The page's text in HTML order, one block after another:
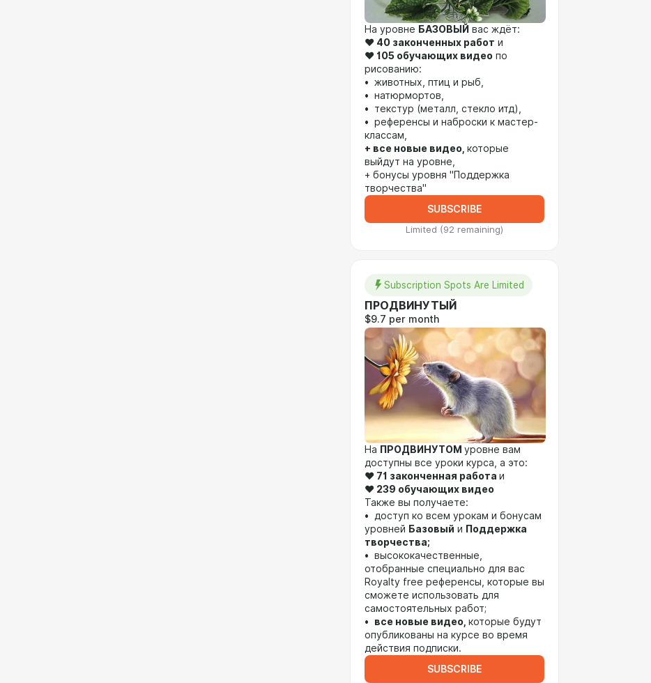
На уровне БАЗОВЫЙ вас ждёт:
❤️ 40 законченных работ и
❤️ 105 обучающих видео по
рисованию:
• животных, птиц и рыб,
• натюрмортов,
• текстур (металл, стекло итд),
• референсы и наброски к мастер-
классам,
+ все новые видео, которые
выйдут на уровне,
+ бонусы уровня "Поддержка
творчества"
SUBSCRIBE
Limited (92 remaining)
Subscription Spots Are Limited
ПРОДВИНУТЫЙ
$9.7 per month
На ПРОДВИНУТОМ уровне вам
доступны все уроки курса, а это:
❤️ 71 законченная работа и
❤️ 239 обучающих видео
Также вы получаете:
• доступ ко всем урокам и бонусам
уровней Базовый и Поддержка
творчества;
• высококачественные,
отобранные специально для вас
Royalty free референсы, которые вы
сможете использовать для
самостоятельных работ;
• все новые видео, которые будут
опубликованы на курсе во время
действия подписки.
SUBSCRIBE